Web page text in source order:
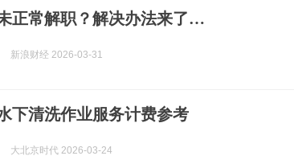
正常解职？解决办法来了…
新浪财经 2026-03-31
下清洗作业服务计费参考
大北京时代 2026-03-24